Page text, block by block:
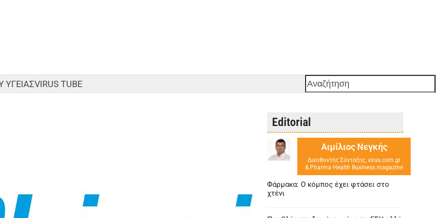
ΥΓΕΙΑΣVIRUS TUBE Αναζήτηση
Editorial
Αιμίλιος Νεγκής
Διευθυντής Σύνταξης, virus.com.gr
& Pharma Health Business magazine
Φάρμακα: Ο κόμπος έχει φτάσει στο
χτένι